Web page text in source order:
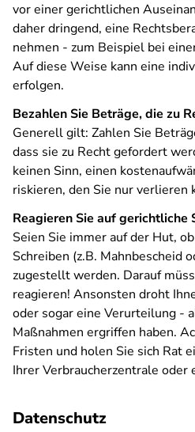
vor einer gerichtlichen
daher dringend, eine
nehmen - zum Beispiel bei
Auf diese Weise kann eine
erfolgen.
Bezahlen Sie Beträge, die zu
Generell gilt: Zahlen Sie
dass sie zu Recht gefordert
keinen Sinn, einen
riskieren, den Sie nur verlieren
Reagieren Sie auf gerichtliche
Seien Sie immer auf der Hut,
Schreiben (z.B. Mahnbescheid
zugestellt werden. Darauf
reagieren! Ansonsten droht
oder sogar eine Verurteilung -
Maßnahmen ergriffen haben.
Fristen und holen Sie sich Rat
Ihrer Verbraucherzentrale oder
Datenschutz